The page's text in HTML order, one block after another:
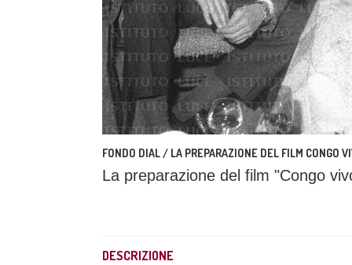
FONDO DIAL / LA PREPARAZIONE DEL FILM CONGO
La preparazione del film "Congo
DESCRIZIONE